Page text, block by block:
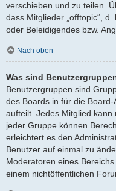
verschieben und zu teilen.
dass Mitglieder „offtopic“,
oder Beleidigendes bzw.
Nach oben
Was sind
Benutzergruppen sind
des Boards in für die
aufteilt. Jedes Mitglied
jeder Gruppe können
erleichtert es den
Benutzer auf einmal zu
Moderatoren eines
einem nichtöffentlichen